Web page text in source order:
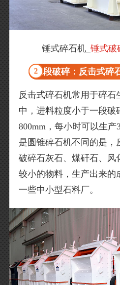
锤式碎石机_ 锤式破
2
二段破碎：反击式碎
反击式碎石机常用于碎石
中，进料粒度小于一段破
800mm，每小时可以生产
是圆锥碎石机不同的是，
破碎石灰石、煤矸石、风
较小的物料，生产出来的
一些中小型石料厂。